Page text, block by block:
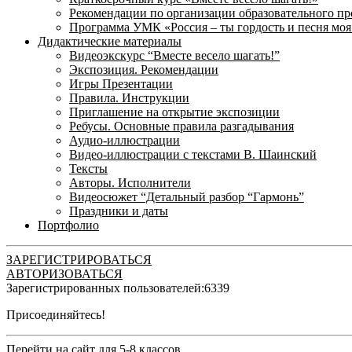
Рекомендации по организации образовательного
Программа УМК «Россия – ты гордость и песня
Дидактические материалы
Видеоэкскурс “Вместе весело шагать!”
Экспозиция. Рекомендации
Игры Презентации
Правила. Инструкции
Приглашение на открытие экспозиции
Ребусы. Основные правила разгадывания
Аудио-иллюстрации
Видео-иллюстрации с текстами В. Шаинский
Тексты
Авторы. Исполнители
Видеосюжет “Детальный разбор “Гармонь”
Праздники и даты
Портфолио
ЗАРЕГИСТРИРОВАТЬСЯ
АВТОРИЗОВАТЬСЯ
Зарегистрированных пользователей:6339
Присоединяйтесь!
Перейти на сайт для 5-8 классов